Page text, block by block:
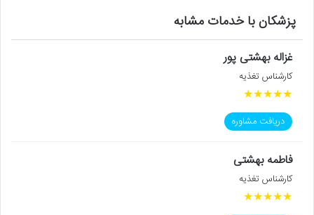
پزشکان با خدمات مشابه
غزاله بهشتی پور
کارشناس تغذیه
★
★
★
★
★
دریافت مشاوره
فاطمه بهشتی
کارشناس تغذیه
★
★
★
★
★